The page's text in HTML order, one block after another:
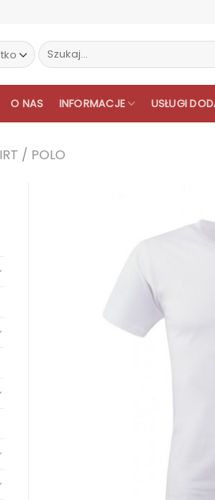
Szukaj:
O NAS INFORMACJE USŁUGI
/ POLO